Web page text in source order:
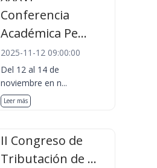
Conferencia
Académica Pe...
2025-11-12 09:00:00
Del 12 al 14 de
noviembre en n...
Leer más
II Congreso de
Tributación de ...